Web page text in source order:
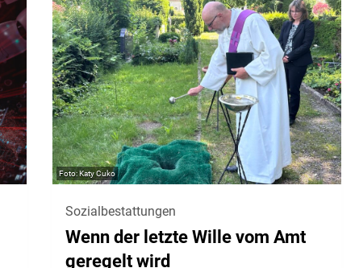
Katy Cuko
Sozialbestattungen
Wenn der letzte Wille vom Amt
geregelt wird